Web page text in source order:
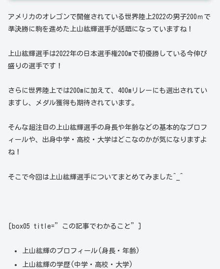
アメリカのオレゴンで開催されている世界陸上2022の男子200ｍで
準決勝に駒を進めた上山紘輝選手が話題になっていますね！
上山紘輝選手は2022年の日本選手権200mで初優勝している今伸び
盛りの選手です！
さらに世界陸上では200mに加えて、400mリレーにも選出されてい
ますし、メダル獲得も期待されています。
そんな超注目の上山紘輝選手の身長や年齢などの基本的なプロフ
ィールや、出身中学・高校・大学はどこなのかが気になりますよ
ね！
そこで今回は上山紘輝選手についてまとめてみました^_^
[box05 title=”この記事でわかること”]
上山紘輝のプロフィール(身長・年齢)
上山紘輝の学歴(中学・高校・大学)